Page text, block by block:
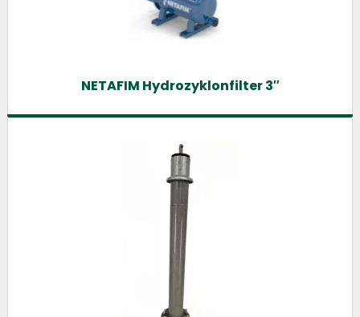
NETAFIM Hydrozyklonfilter 3″